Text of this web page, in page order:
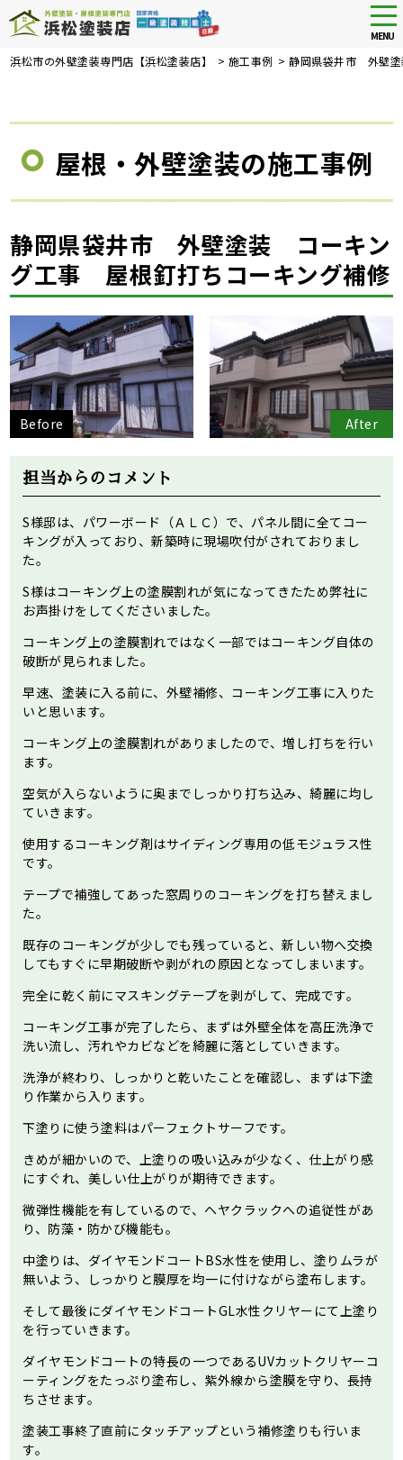
Skip
MENU
浜松市の外壁塗装専門店【浜松塗装店】 > 施工事例 >静岡県袋井市 外壁
屋根・外壁塗装の施工事例
静岡県袋井市 外壁塗装 コーキン
グ工事 屋根釘打ちコーキング補修
Before After
担当からのコメント
S様邸は、パワーボード（ＡＬＣ）で、パネル間に全てコー
キングが入っており、新築時に現場吹付がされておりまし
た。
S様はコーキング上の塗膜割れが気になってきたため弊社に
お声掛けをしてくださいました。
コーキング上の塗膜割れではなく一部ではコーキング自体の
破断が見られました。
早速、塗装に入る前に、外壁補修、コーキング工事に入りた
いと思います。
コーキング上の塗膜割れがありましたので、増し打ちを行い
ます。
空気が入らないように奥までしっかり打ち込み、綺麗に均し
ていきます。
使用するコーキング剤はサイディング専用の低モジュラス性
です。
テープで補強してあった窓周りのコーキングを打ち替えまし
た。
既存のコーキングが少しでも残っていると、新しい物へ交換
してもすぐに早期破断や剥がれの原因となってしまいます。
完全に乾く前にマスキングテープを剥がして、完成です。
コーキング工事が完了したら、まずは外壁全体を高圧洗浄で
洗い流し、汚れやカビなどを綺麗に落としていきます。
洗浄が終わり、しっかりと乾いたことを確認し、まずは下塗
り作業から入ります。
下塗りに使う塗料はパーフェクトサーフです。
きめが細かいので、上塗りの吸い込みが少なく、仕上がり感
にすぐれ、美しい仕上がりが期待できます。
微弾性機能を有しているので、ヘヤクラックへの追従性があ
り、防藻・防かび機能も。
中塗りは、ダイヤモンドコートBS水性を使用し、塗りムラが
無いよう、しっかりと膜厚を均一に付けながら塗布します。
そして最後にダイヤモンドコートGL水性クリヤーにて上塗り
を行っていきます。
ダイヤモンドコートの特長の一つであるUVカットクリヤーコ
ーティングをたっぷり塗布し、紫外線から塗膜を守り、長持
ちさせます。
塗装工事終了直前にタッチアップという補修塗りも行いま
す。